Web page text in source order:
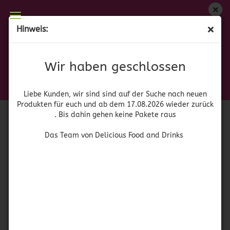
Hinweis:
Wir haben geschlossen
Liebe Kunden, wir sind sind auf der Suche nach neuen
Produkten für euch und ab dem 17.08.2026 wieder zurück
. Bis dahin gehen keine Pakete raus
Das Team von Delicious Food and Drinks
Wir haben geschlossen
zurück. Bis dahin gehen keine Pakete raus
Das Team von Delicious Food and Drinks
42156)